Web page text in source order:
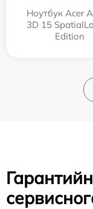
Ноутбук Acer
3D 15
Edition